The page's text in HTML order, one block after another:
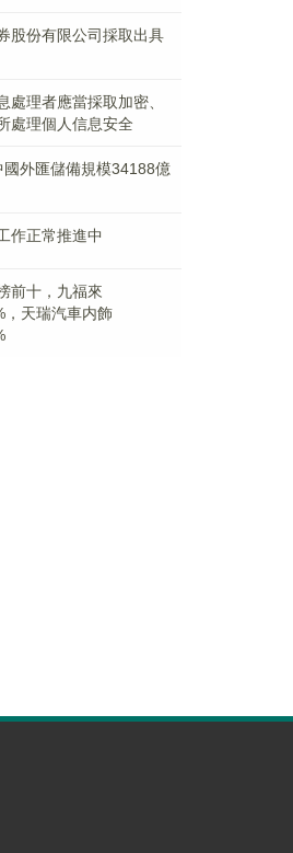
股份有限公司採取出具
處理者應當採取加密、
處理個人信息安全
外匯儲備規模34188億
作正常推進中
前十，九福來
天瑞汽車内飾